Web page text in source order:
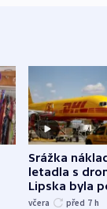
Srážka
letadla s
Lipska byla
německého
včera před 7 h